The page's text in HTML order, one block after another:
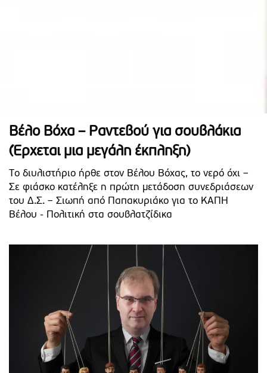
Βέλο Βόχα – Ραντεβού για σουβλάκια
(Έρχεται μια μεγάλη έκπληξη)
Το διυλιστήριο ήρθε στον Βέλου Βόχας, το νερό όχι –
Σε φιάσκο κατέληξε η πρώτη μετάδοση συνεδριάσεων
του Δ.Σ. – Σιωπή από Παπακυριάκο για το ΚΑΠΗ
Βέλου - Πολιτική στα σουβλατζίδικα